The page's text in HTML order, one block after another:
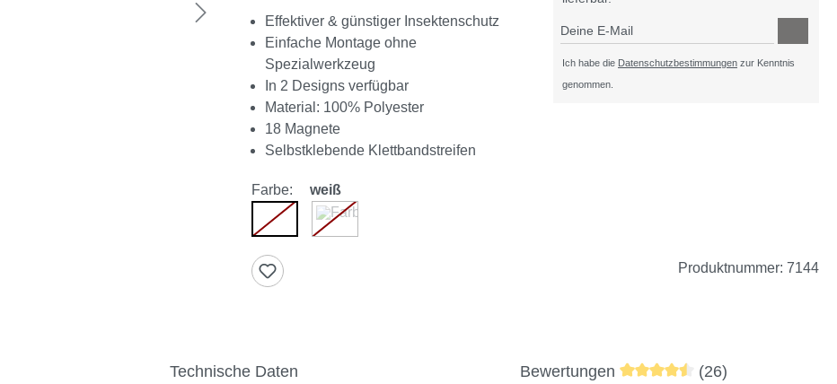
Effektiver & günstiger Insektenschutz
Einfache Montage ohne
Spezialwerkzeug
In 2 Designs verfügbar
Material: 100% Polyester
18 Magnete
Selbstklebende Klettbandstreifen
Deine E-Mail
Ich habe die Datenschutzbestimmungen zur Kenntnis
genommen.
Farbe: weiß
weiß
(Diese Option ist zurzeit nicht verfügbar.)
anthrazit
(Diese Option ist zurzeit nicht verfügbar.)
Produktnummer: 7144
Technische Daten BewertungenDurchschnittliche Bewertung
(26)